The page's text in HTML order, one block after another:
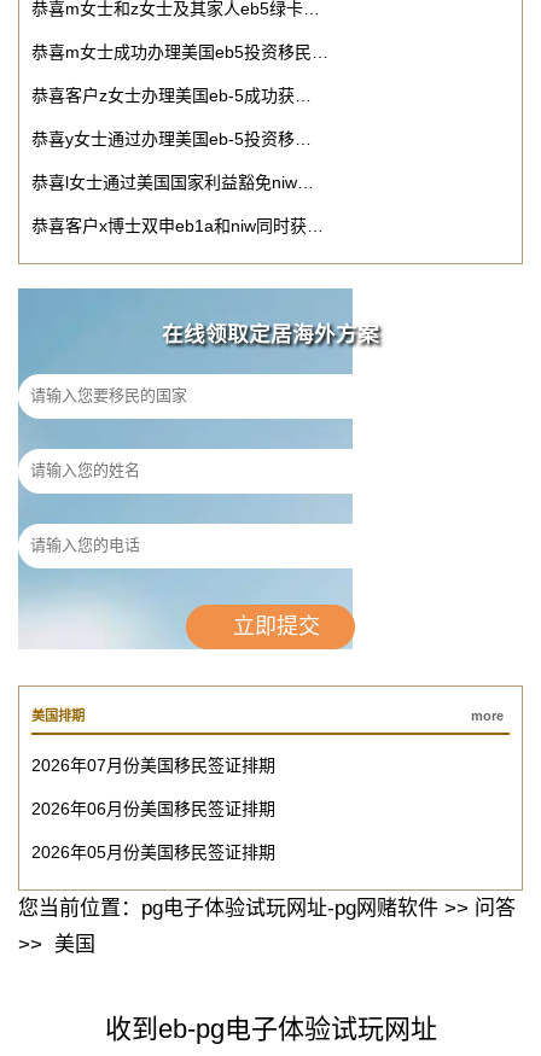
恭喜m女士和z女士及其家人eb5绿卡…
恭喜m女士成功办理美国eb5投资移民…
恭喜客户z女士办理美国eb-5成功获…
恭喜y女士通过办理美国eb-5投资移…
恭喜l女士通过美国国家利益豁免niw…
恭喜客户x博士双申eb1a和niw同时获…
在线领取定居海外方案
美国排期 more
2026年07月份美国移民签证排期
2026年06月份美国移民签证排期
2026年05月份美国移民签证排期
您当前位置： pg电子体验试玩网址-pg网赌软件 >> 问答
>> 美国
收到eb-pg电子体验试玩网址